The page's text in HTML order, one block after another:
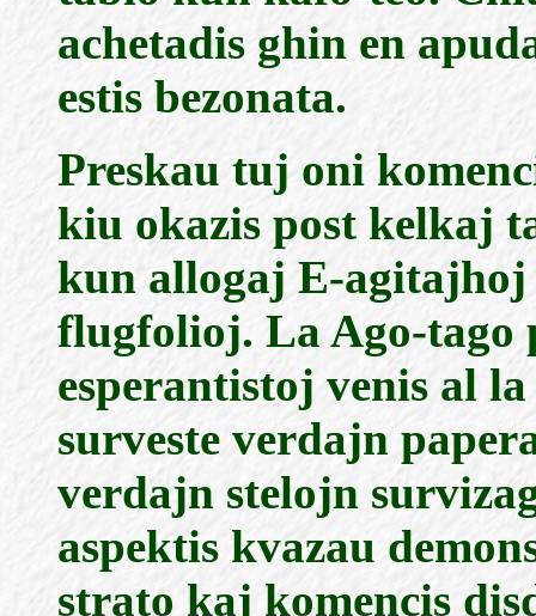
achetadis ghin en
estis bezonata.
Preskau tuj oni
kiu okazis post kelkaj
kun allogaj E-
flugfolioj. La Ago-tago
esperantistoj venis al
surveste verdajn
verdajn stelojn
aspektis kvazau
strato kaj komencis